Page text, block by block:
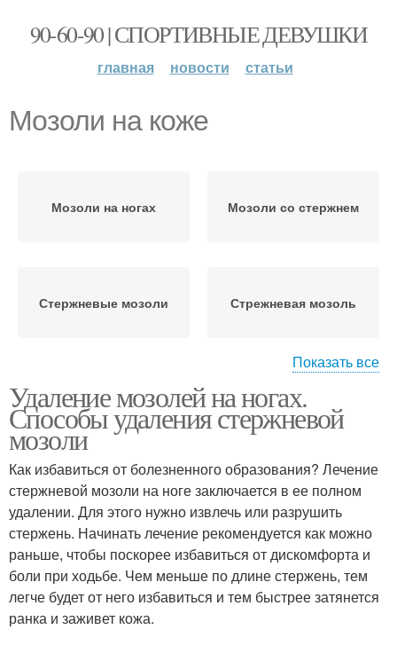
90-60-90 | СПОРТИВНЫЕ ДЕВУШКИ
главная новости статьи
Мозоли на коже
Мозоли на ногах Мозоли со стержнем
Стержневые мозоли Стрежневая мозоль
Мозоли на ноге Мозоли в клинике
Мозоль на ноге Мозоли на руках
Мозоли на пальцах Мозоль на стопе
Показать все
Удаление мозолей на ногах.
Способы удаления стержневой
мозоли
Как избавиться от болезненного образования? Лечение
стержневой мозоли на ноге заключается в ее полном
удалении. Для этого нужно извлечь или разрушить
стержень. Начинать лечение рекомендуется как можно
раньше, чтобы поскорее избавиться от дискомфорта и
боли при ходьбе. Чем меньше по длине стержень, тем
легче будет от него избавиться и тем быстрее затянется
ранка и заживет кожа.